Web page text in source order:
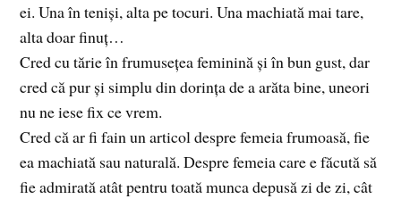
ei. Una în teniși, alta pe tocuri. Una machiată mai tare,
alta doar finuț…
Cred cu tărie în frumusețea feminină și în bun gust, dar
cred că pur și simplu din dorința de a arăta bine, uneori
nu ne iese fix ce vrem.
Cred că ar fi fain un articol despre femeia frumoasă, fie
ea machiată sau naturală. Despre femeia care e făcută să
fie admirată atât pentru toată munca depusă zi de zi, cât